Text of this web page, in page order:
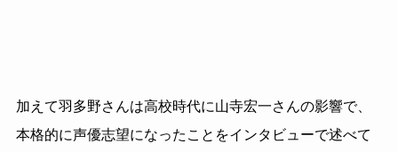
加えて羽多野さんは高校時代に山寺宏一さんの影響で、
本格的に声優志望になったことをインタビューで述べて